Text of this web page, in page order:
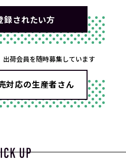
録されたい方
荷会員を随時募集しています
対応の生産者さん